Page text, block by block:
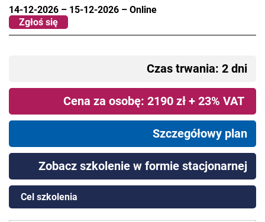
14-12-2026 – 15-12-2026 – Online
Zgłoś się
Czas trwania: 2 dni
Cena za osobę: 2190 zł + 23% VAT
Szczegółowy plan
Zobacz szkolenie w formie stacjonarnej
Cel szkolenia